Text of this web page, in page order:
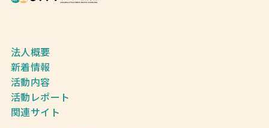
法人概要
新着情報
活動内容
活動レポート
関連サイト